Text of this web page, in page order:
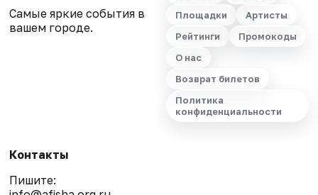
Самые яркие события в
вашем городе.
Площадки
Артисты
Рейтинги
Промокоды
О нас
Возврат билетов
Политика
конфиденциальности
Контакты
Пишите: